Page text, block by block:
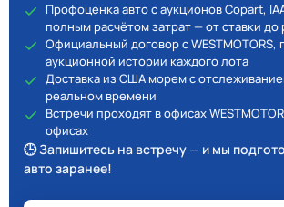
Профоценка авто с аукционов Copart,
полным расчётом затрат — от ставки до
Официальный договор с WESTMOTORS,
аукционной истории каждого лота
Доставка из США морем с
реальном времени
Встречи проходят в офисах
офисах
🕒 Запишитесь на встречу — и мы
авто заранее!